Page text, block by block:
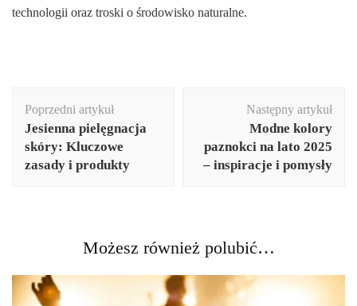
technologii oraz troski o środowisko naturalne.
wpisu
Poprzedni artykuł
Jesienna pielęgnacja
skóry: Kluczowe
zasady i produkty
Następny artykuł
Modne kolory
paznokci na lato 2025
– inspiracje i pomysły
Możesz również polubić…